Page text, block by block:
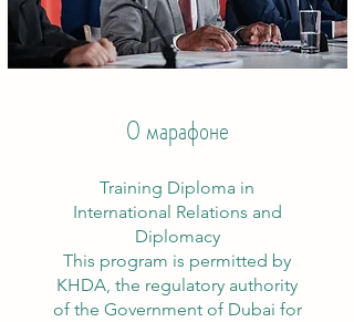
О марафоне
Training Diploma in
International Relations and
Diplomacy
This program is permitted by
KHDA, the regulatory authority
of the Government of Dubai for